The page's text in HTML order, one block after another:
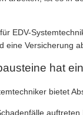
EDV-
eine Versicherung
hat
bietet